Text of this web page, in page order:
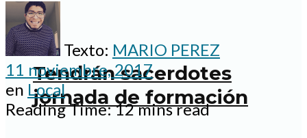
Tendrán sacerdotes
jornada de formación
Texto: MARIO PEREZ
11 noviembre, 2017
en Local
Reading Time: 12 mins read